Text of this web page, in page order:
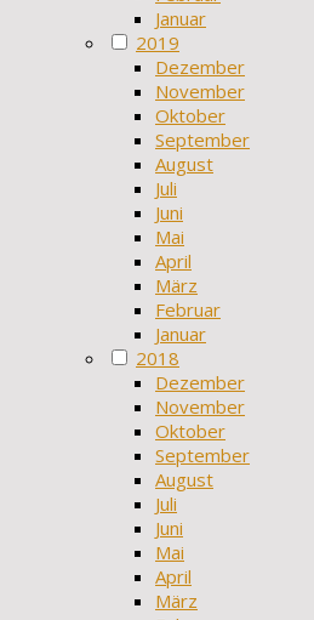
Januar
2019
Dezember
November
Oktober
September
August
Juli
Juni
Mai
April
März
Februar
Januar
2018
Dezember
November
Oktober
September
August
Juli
Juni
Mai
April
März